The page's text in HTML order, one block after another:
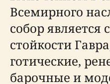
Всемирного
собор является
стойкости
готические,
барочные и